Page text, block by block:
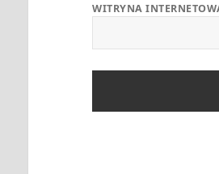
WITRYNA